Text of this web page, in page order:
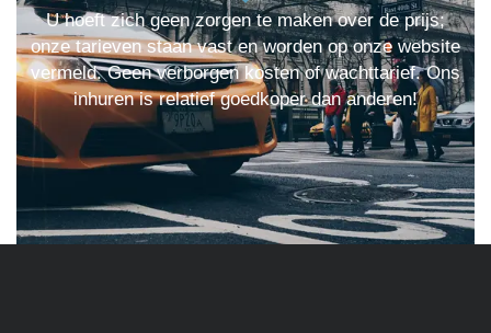
U hoeft zich geen zorgen te maken over de prijs;
onze tarieven staan vast en worden op onze website
vermeld. Geen verborgen kosten of wachttarief. Ons
inhuren is relatief goedkoper dan anderen!